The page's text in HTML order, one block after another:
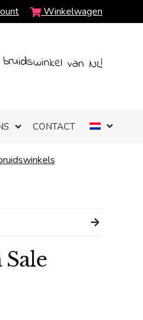
Winkelwagen
van NL!
CONTACT